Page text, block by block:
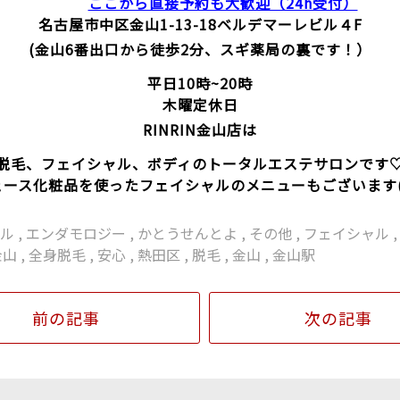
名古屋市中区金山1-13-18ベルデマーレビル４F
(金山6番出口から徒歩2分、スギ薬局の裏です！）
平日10時~20時
木曜定休日
RINRIN金山店は
毛、フェイシャル、ボディのトータルエステサロンです
ース化粧品を使ったフェイシャルのメニューもございま
, エンダモロジー , かとうせんとよ , その他 , フェイシャル
,全身脱毛 , 安心 , 熱田区 , 脱毛 ,金山 ,金山駅
前の記事 次の記事